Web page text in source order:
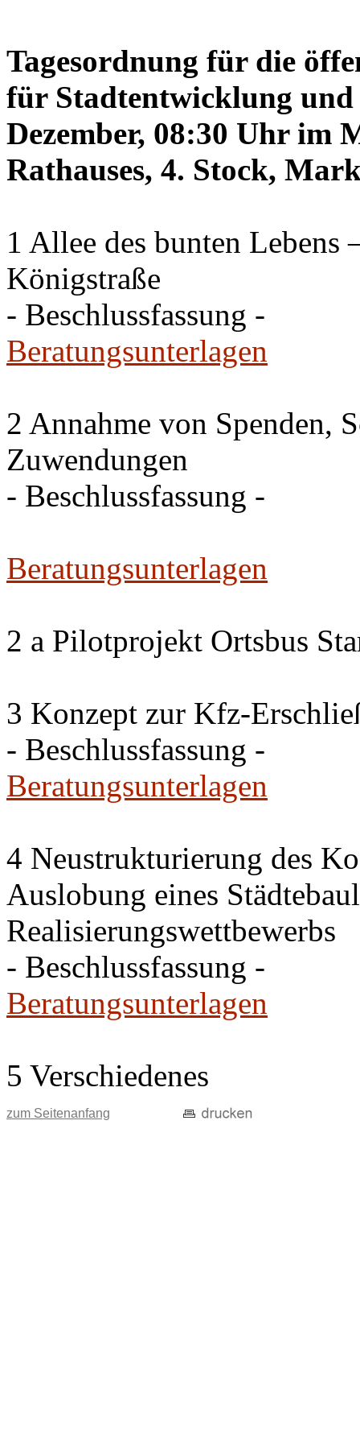
Tagesordnung für die
für Stadtentwicklung und
Dezember, 08:30 Uhr im
Rathauses, 4. Stock,
1 Allee des bunten Lebens
Königstraße
- Beschlussfassung -
Beratungsunterlagen
2 Annahme von Spenden,
Zuwendungen
- Beschlussfassung -
Beratungsunterlagen
2 a Pilotprojekt Ortsbus
3 Konzept zur Kfz-
- Beschlussfassung -
Beratungsunterlagen
4 Neustrukturierung des
Auslobung eines
Realisierungswettbewerbs
- Beschlussfassung -
Beratungsunterlagen
5 Verschiedenes
zum Seitenanfang